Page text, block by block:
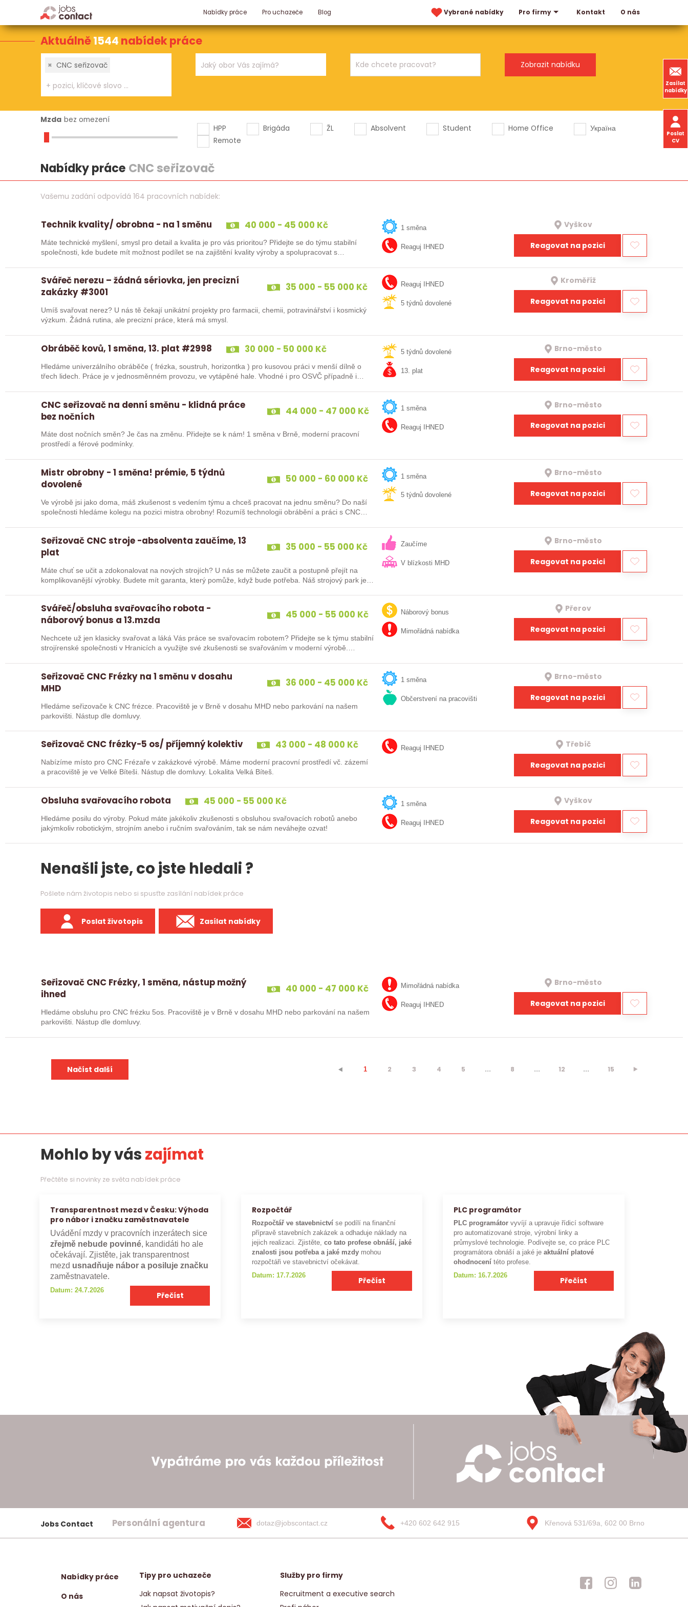
Nabídky práce Pro uchazeče Blog Vybrané nabídky Pro firmy Kontakt O nás
Zasílat
nabídky
Poslat
CV
Aktuálně1544 nabídek práce
× CNC seřizovač
Mzda bez omezení
HPP
Brigáda ŽL Absolvent Student Home Office
Україна
Remote
Nabídky práce CNC seřizovač
Vašemu zadání odpovídá 164 pracovních nabídek:
Technik kvality/ obrobna - na 1 směnu 40 000 - 45 000 Kč
Máte technické myšlení, smysl pro detail a kvalita je pro vás prioritou? Přidejte se do týmu stabilní
společnosti, kde budete mít možnost podílet se na zajištění kvality výroby a spolupracovat s…
1 směna
Reaguj IHNED
Vyškov
Reagovat na pozici
Svářeč nerezu – žádná sériovka, jen precizní
zakázky #3001
35 000 - 55 000 Kč
Umíš svařovat nerez? U nás tě čekají unikátní projekty pro farmacii, chemii, potravinářství i kosmický
výzkum. Žádná rutina, ale precizní práce, která má smysl.
Reaguj IHNED
5 týdnů dovolené
Kroměříž
Reagovat na pozici
Obráběč kovů, 1 směna, 13. plat #2998 30 000 - 50 000 Kč
Hledáme univerzálního obráběče ( frézka, soustruh, horizontka ) pro kusovou práci v menší dílně o
třech lidech. Práce je v jednosměnném provozu, ve vytápěné hale. Vhodné i pro OSVČ případně i…
5 týdnů dovolené
13. plat
Brno-město
Reagovat na pozici
CNC seřizovač na denní směnu - klidná práce
bez nočních
44 000 - 47 000 Kč
Máte dost nočních směn? Je čas na změnu. Přidejte se k nám! 1 směna v Brně, moderní pracovní
prostředí a férové podmínky.
1 směna
Reaguj IHNED
Brno-město
Reagovat na pozici
Mistr obrobny - 1 směna! prémie, 5 týdnů
dovolené
50 000 - 60 000 Kč
Ve výrobě jsi jako doma, máš zkušenost s vedením týmu a chceš pracovat na jednu směnu? Do naší
společnosti hledáme kolegu na pozici mistra obrobny! Rozumíš technologii obrábění a práci s CNC
1 směna
5 týdnů dovolené
Brno-město
Reagovat na pozici
Seřizovač CNC stroje -absolventa zaučíme, 13
plat
35 000 - 55 000 Kč
Máte chuť se učit a zdokonalovat na nových strojích? U nás se můžete zaučit a postupně přejít na
komplikovanější výrobky. Budete mít garanta, který pomůže, když bude potřeba. Náš strojový park je…
Zaučíme
V blízkosti MHD
Brno-město
Reagovat na pozici
Svářeč/obsluha svařovacího robota -
náborový bonus a 13.mzda
45 000 - 55 000 Kč
Nechcete už jen klasicky svařovat a láká Vás práce se svařovacím robotem? Přidejte se k týmu stabilní
strojírenské společnosti v Hranicích a využijte své zkušenosti se svařováním v moderní výrobě.…
Náborový bonus
Mimořádná nabídka
Přerov
Reagovat na pozici
Seřizovač CNC Frézky na 1 směnu v dosahu
MHD
36 000 - 45 000 Kč
Hledáme seřizovače k CNC frézce. Pracoviště je v Brně v dosahu MHD nebo parkování na našem
parkovišti. Nástup dle domluvy.
1 směna
Občerstvení na pracovišti
Brno-město
Reagovat na pozici
Seřizovač CNC frézky-5 os/ příjemný kolektiv 43 000 - 48 000 Kč
Nabízíme místo pro CNC Frézaře v zakázkové výrobě. Máme moderní pracovní prostředí vč. zázemí
a pracoviště je ve Velké Bíteši. Nástup dle domluvy. Lokalita Velká Bíteš.
Reaguj IHNED Třebíč
Reagovat na pozici
Obsluha svařovacího robota 45 000 - 55 000 Kč
Hledáme posilu do výroby. Pokud máte jakékoliv zkušenosti s obsluhou svařovacích robotů anebo
jakýmkoliv robotickým, strojním anebo i ručním svařováním, tak se nám neváhejte ozvat!
1 směna
Reaguj IHNED
Vyškov
Reagovat na pozici
Nenašli jste, co jste hledali ?
Pošlete nám životopis nebo si spusťte zasílání nabídek práce
Poslat životopis Zasílat nabídky
Seřizovač CNC Frézky, 1 směna, nástup možný
ihned
40 000 - 47 000 Kč
Hledáme obsluhu pro CNC frézku 5os. Pracoviště je v Brně v dosahu MHD nebo parkování na našem
parkovišti. Nástup dle domluvy.
Mimořádná nabídka
Reaguj IHNED
Brno-město
Reagovat na pozici
Načíst další ⯇ 1 2 3 4 5 ... 8 ... 12 ... 15 ⯈
Mohlo by vászajímat
Přečtěte si novinky ze světa nabídek práce
Transparentnost mezd v Česku: Výhoda
pro nábor i značku zaměstnavatele
Uvádění mzdy v pracovních inzerátech sice
zřejmě nebude povinné, kandidáti ho ale
očekávají. Zjistěte, jak transparentnost
mezd usnadňuje nábor a posiluje značku
zaměstnavatele.
Datum: 24.7.2026
Přečíst
Rozpočtář
Rozpočtář ve stavebnictví se podílí na finanční
přípravě stavebních zakázek a odhaduje náklady na
jejich realizaci. Zjistěte,co tato profese obnáší, jaké
znalosti jsou potřeba a jaké mzdy mohou
rozpočtáři ve stavebnictví očekávat.
Datum: 17.7.2026
Přečíst
PLC programátor
PLC programátor vyvíjí a upravuje řídicí software
pro automatizované stroje, výrobní linky a
průmyslové technologie. Podívejte se, co práce PLC
programátora obnáší a jaké je aktuální platové
ohodnocení této profese.
Datum: 16.7.2026
Přečíst
Jobs Contact Personální agentura dotaz@jobscontact.cz +420 602 642 915 Křenová 531/69a, 602 00 Brno
Nabídky práce
O nás
Tipy pro uchazeče
Jak napsat životopis?
Služby pro firmy
Recruitment a executive search